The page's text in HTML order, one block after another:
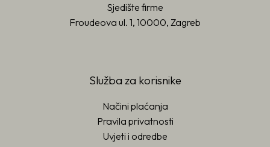
Sjedište firme
Froudeova ul. 1, 10000, Zagreb
Služba za korisnike
Načini plaćanja
Pravila privatnosti
Uvjeti i odredbe